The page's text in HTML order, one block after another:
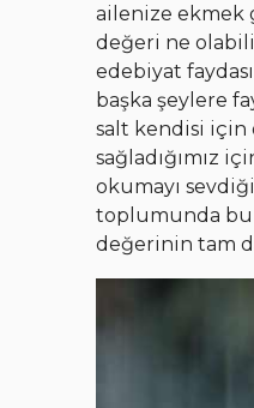
ailenize ekmek
değeri ne
edebiyat
başka şeylere
salt kendisi için
sağladığımız
okumayı
toplumunda bu
değerinin tam